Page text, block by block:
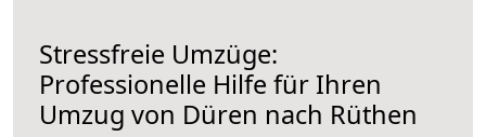
Stressfreie Umzüge:
Professionelle Hilfe für Ihren
Umzug von Düren nach Rüthen